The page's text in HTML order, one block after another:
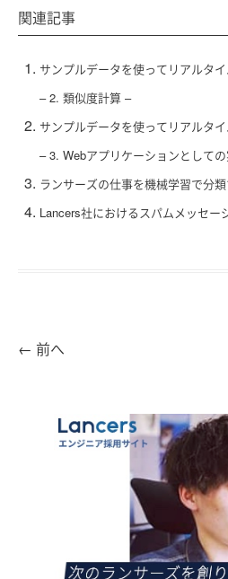
関連記事
サンプルデータを使ってリアルタ
– 2. 類似度計算 –
サンプルデータを使ってリアルタ
– 3. Webアプリケーションとして
ランサーズの仕事を機械学習で分
Lancers社におけるスパムメッセー
← 前へ